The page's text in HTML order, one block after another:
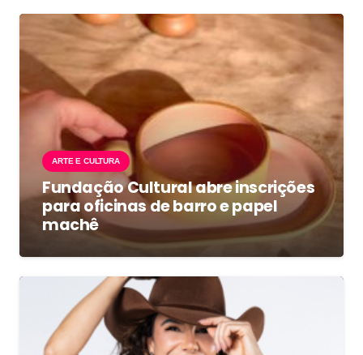
ARTE E CULTURA
Fundação Cultural abre inscrições
para oficinas de barro e papel
machê